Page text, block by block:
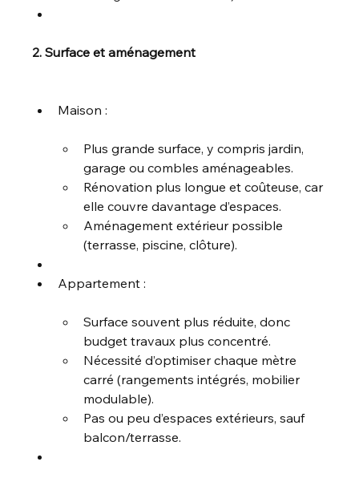
2. Surface et aménagement
Maison :
Plus grande surface, y compris jardin,
garage ou combles aménageables.
Rénovation plus longue et coûteuse, car
elle couvre davantage d’espaces.
Aménagement extérieur possible
(terrasse, piscine, clôture).
Appartement :
Surface souvent plus réduite, donc
budget travaux plus concentré.
Nécessité d’optimiser chaque mètre
carré (rangements intégrés, mobilier
modulable).
Pas ou peu d’espaces extérieurs, sauf
balcon/terrasse.